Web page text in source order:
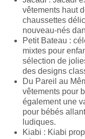
vêtements haut
chaussettes
nouveau-nés
Petit Bateau :
mixtes pour
sélection de
des designs
Du Pareil au
vêtements pour
également une
pour bébés
ludiques.
Kiabi : Kiabi